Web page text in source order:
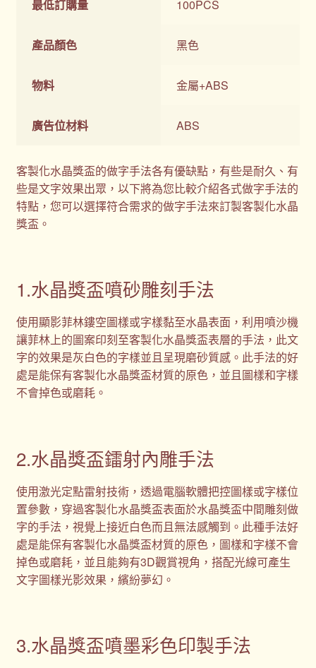
最低訂購量 100PCS
產品顏色 黑色
物料 金屬+ABS
廣告位材料 ABS
客製化水晶獎盃的做字手法各有優缺點，有些是耐久、有
些是文字效果出眾，以下將為您比較介紹各式做字手法的
特點，您可以選擇符合需求的做字手法來訂製客製化水晶
獎盃。
1.水晶獎盃噴砂雕刻手法
使用顯影菲林鏤空圖樣或字樣黏至水晶表面，利用噴沙機
讓菲林上的圖案印刻至客製化水晶獎盃表層的手法，此文
字的效果是灰白色的字樣並且呈現磨砂質感。此手法的好
處是能保有客製化水晶獎盃材質的原色，並且圖樣和字樣
不會掉色或磨耗。
2.水晶獎盃鐳射內雕手法
使用激光定點雷射技術，透過電腦軟體把控圖樣或字樣位
置參數，穿過客製化水晶獎盃表面於水晶獎盃中間雕刻做
字的手法，視覺上接近白色而且無法感觸到。此種手法好
處是能保有客製化水晶獎盃材質的原色，圖樣和字樣不會
掉色或磨耗，並且能夠有3D觀賞視角，搭配光線可產生
文字圖樣光影效果，繽紛夢幻。
3.水晶獎盃噴墨彩色印製手法